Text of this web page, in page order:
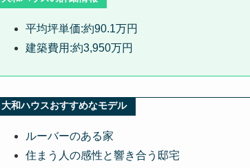
平均坪単価:約90.1万円
建築費用:約3,950万円
大和ハウスおすすめなモデル
ルーバーのある家
住まう人の感性と響き合う邸宅